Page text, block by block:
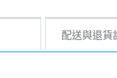
配送與退貨